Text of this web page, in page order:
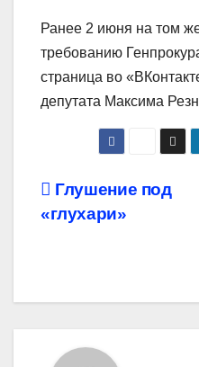
Ранее 2 июня на том
требованию
страница во
депутата Максима
Навигация
по
Глушение под
«глухари»